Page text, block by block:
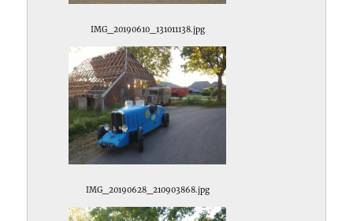
IMG_20190610_131011138.jpg
IMG_20190628_210903868.jpg